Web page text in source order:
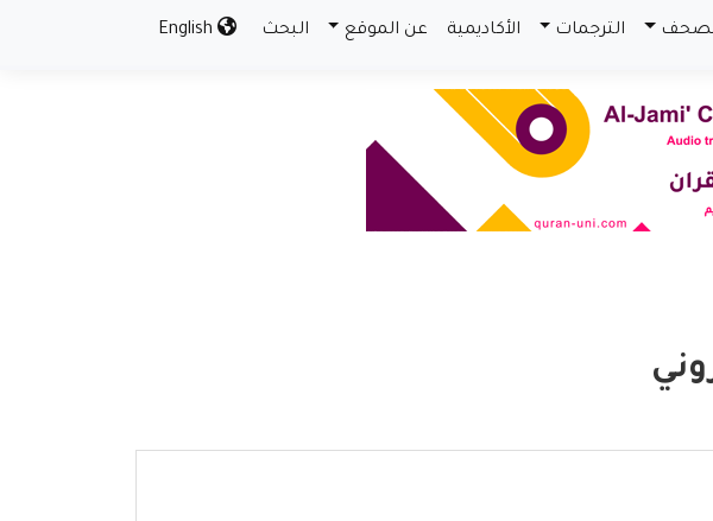
الترجمات الأكاديمية عن الموقع البحث